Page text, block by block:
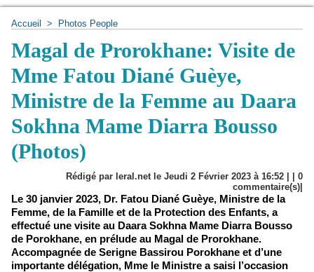
Accueil > Photos People
Magal de Prorokhane: Visite de
Mme Fatou Diané Guèye,
Ministre de la Femme au Daara
Sokhna Mame Diarra Bousso
(Photos)
Rédigé par leral.net le Jeudi 2 Février 2023 à 16:52 | | 0
commentaire(s)|
Le 30 janvier 2023, Dr. Fatou Diané Guèye, Ministre de la
Femme, de la Famille et de la Protection des Enfants, a
effectué une visite au Daara Sokhna Mame Diarra Bousso
de Porokhane, en prélude au Magal de Prorokhane.
Accompagnée de Serigne Bassirou Porokhane et d’une
importante délégation, Mme le Ministre a saisi l’occasion